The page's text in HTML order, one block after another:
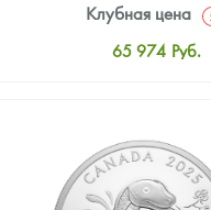
Клубная цена
65 974 Руб.
Цена выкупа
Звоните